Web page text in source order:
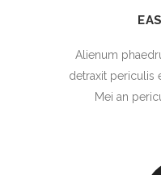
Alienum
detraxit periculis
Mei an